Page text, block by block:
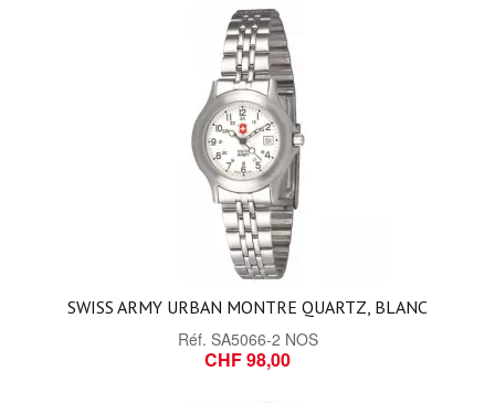
SWISS ARMY URBAN MONTRE QUARTZ, BLANC
Réf. SA5066-2 NOS
CHF 98,00